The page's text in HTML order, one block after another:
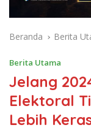
Beranda Berita
Berita Utama
Jelang
Elektoral
Lebih